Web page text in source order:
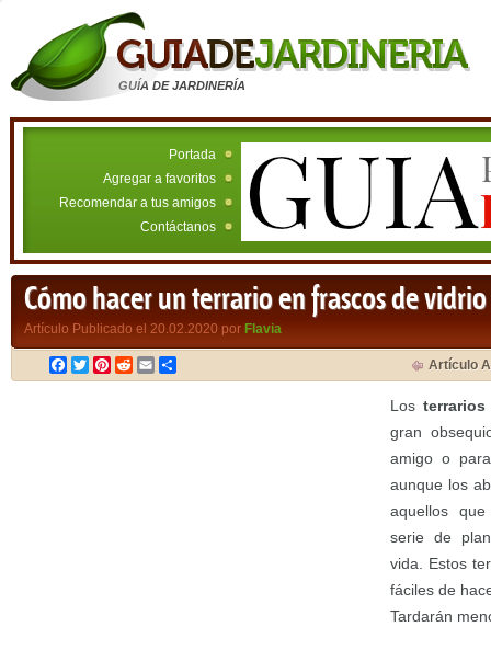
GUÍA DE JARDINERÍA
Portada
Agregar a favoritos
Recomendar a tus amigos
Contáctanos
Cómo hacer un terrario en frascos de vidrio
Artículo Publicado el 20.02.2020 por Flavia
Facebook
TwitterPinterest
RedditEmail Artículo
Los
gran
amigo o
aunque los
aquellos
serie de
vida. Estos
fáciles de
Tardarán